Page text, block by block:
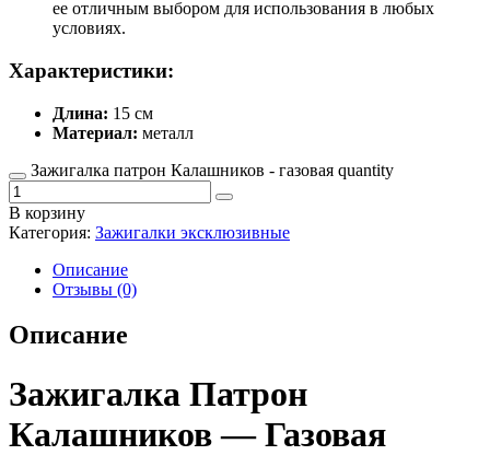
ее отличным выбором для использования в любых
условиях.
Характеристики:
Длина: 15 см
Материал: металл
Зажигалка патрон Калашников - газовая quantity
В корзину
Категория: Зажигалки эксклюзивные
Описание
Отзывы (0)
Описание
Зажигалка Патрон
Калашников — Газовая